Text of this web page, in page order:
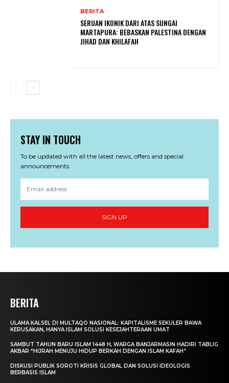
BERITA
SERUAN IKONIK DARI ATAS SUNGAI
MARTAPURA: BEBASKAN PALESTINA DENGAN
JIHAD DAN KHILAFAH
STAY IN TOUCH
To be updated with all the latest news, offers and special
announcements.
SIGN UP
BERITA
ULAMA KALSEL DI MULTAQO NASIONAL: KAPITALISME SEKULER BAWA
KERUSAKAN, HANYA ISLAM SOLUSI KESEJAHTERAAN UMAT
SAMBUT TAHUN BARU ISLAM 1448 H, WARGA BANJARMASIN HADIRI TABLIG
AKBAR “HIJRAH MENUJU HIDUP BERKAH DENGAN ISLAM KAFAH”
DISKUSI PUBLIK SOROTI KRISIS GLOBAL DAN SOLUSI IDEOLOGIS
BERBASIS ISLAM